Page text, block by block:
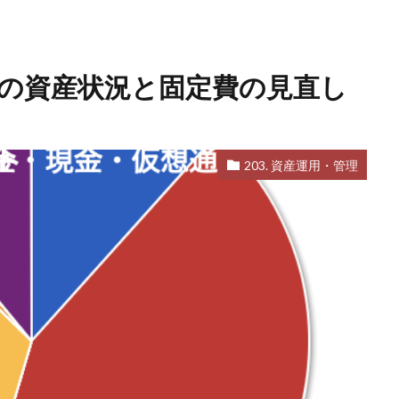
資産状況と固定費の見直し
203. 資産運用・管理